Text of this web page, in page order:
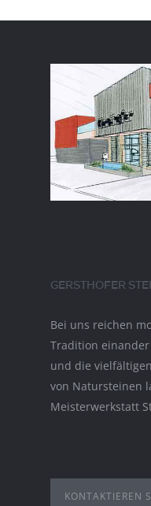
GERSTHOFER
Bei uns reichen
Tradition
und die
von Natursteinen
Meisterwerkstatt
KONTAKTIEREN